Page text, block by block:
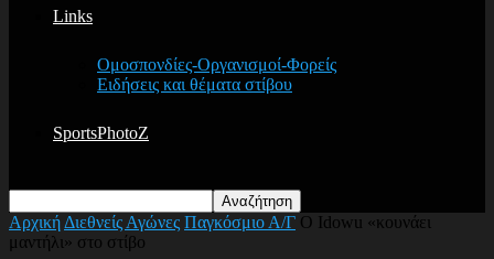
Links
Ομοσπονδίες-Οργανισμοί-Φορείς
Ειδήσεις και θέματα στίβου
SportsPhotoZ
Αρχική Διεθνείς Αγώνες Παγκόσμιο Α/Γ Ο Idowu «κουνάει
μαντήλι» στο στίβο